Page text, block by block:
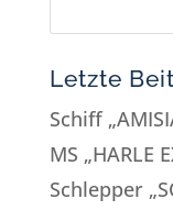
Letzte
Schiff
MS „HARLE
Schlepper